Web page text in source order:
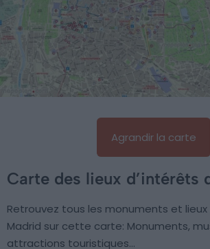
Agrandir la carte
Carte des lieux d’intérêts
Retrouvez tous les monuments et lieux
Madrid sur cette carte: Monuments,
attractions touristiques…